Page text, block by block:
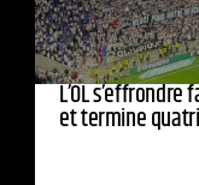
L’OL
et termine